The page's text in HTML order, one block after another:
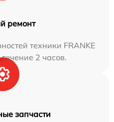
ремонт
техники FRANKE
2 часов.
запчасти